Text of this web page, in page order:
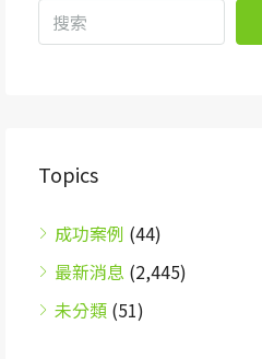
Topics
成功案例 (44)
最新消息 (2,445)
未分類 (51)